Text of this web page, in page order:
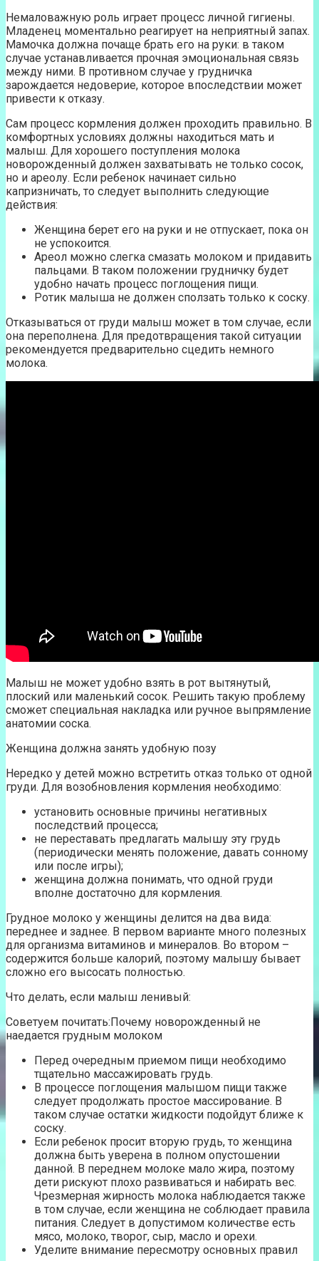
Немаловажную роль играет процесс личной гигиены.
Младенец моментально реагирует на неприятный запах.
Мамочка должна почаще брать его на руки: в таком
случае устанавливается прочная эмоциональная связь
между ними. В противном случае у грудничка
зарождается недоверие, которое впоследствии может
привести к отказу.
Сам процесс кормления должен проходить правильно. В
комфортных условиях должны находиться мать и
малыш. Для хорошего поступления молока
новорожденный должен захватывать не только сосок,
но и ареолу. Если ребенок начинает сильно
капризничать, то следует выполнить следующие
действия:
Женщина берет его на руки и не отпускает, пока он
не успокоится.
Ареол можно слегка смазать молоком и придавить
пальцами. В таком положении грудничку будет
удобно начать процесс поглощения пищи.
Ротик малыша не должен сползать только к соску.
Отказываться от груди малыш может в том случае, если
она переполнена. Для предотвращения такой ситуации
рекомендуется предварительно сцедить немного
молока.
Малыш не может удобно взять в рот вытянутый,
плоский или маленький сосок. Решить такую проблему
сможет специальная накладка или ручное выпрямление
анатомии соска.
Женщина должна занять удобную позу
Нередко у детей можно встретить отказ только от одной
груди. Для возобновления кормления необходимо:
установить основные причины негативных
последствий процесса;
не переставать предлагать малышу эту грудь
(периодически менять положение, давать сонному
или после игры);
женщина должна понимать, что одной груди
вполне достаточно для кормления.
Грудное молоко у женщины делится на два вида:
переднее и заднее. В первом варианте много полезных
для организма витаминов и минералов. Во втором –
содержится больше калорий, поэтому малышу бывает
сложно его высосать полностью.
Что делать, если малыш ленивый:
Советуем почитать:Почему новорожденный не
наедается грудным молоком
Перед очередным приемом пищи необходимо
тщательно массажировать грудь.
В процессе поглощения малышом пищи также
следует продолжать простое массирование. В
таком случае остатки жидкости подойдут ближе к
соску.
Если ребенок просит вторую грудь, то женщина
должна быть уверена в полном опустошении
данной. В переднем молоке мало жира, поэтому
дети рискуют плохо развиваться и набирать вес.
Чрезмерная жирность молока наблюдается также
в том случае, если женщина не соблюдает правила
питания. Следует в допустимом количестве есть
мясо, молоко, творог, сыр, масло и орехи.
Уделите внимание пересмотру основных правил